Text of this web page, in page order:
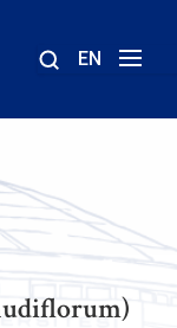
EN